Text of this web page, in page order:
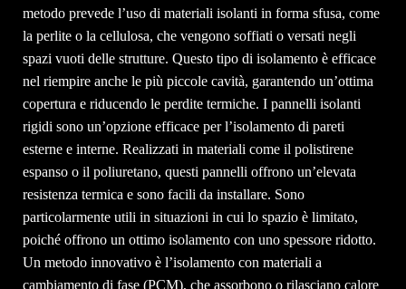
metodo prevede l’uso di materiali isolanti in forma sfusa, come
la perlite o la cellulosa, che vengono soffiati o versati negli
spazi vuoti delle strutture. Questo tipo di isolamento è efficace
nel riempire anche le più piccole cavità, garantendo un’ottima
copertura e riducendo le perdite termiche. I pannelli isolanti
rigidi sono un’opzione efficace per l’isolamento di pareti
esterne e interne. Realizzati in materiali come il polistirene
espanso o il poliuretano, questi pannelli offrono un’elevata
resistenza termica e sono facili da installare. Sono
particolarmente utili in situazioni in cui lo spazio è limitato,
poiché offrono un ottimo isolamento con uno spessore ridotto.
Un metodo innovativo è l’isolamento con materiali a
cambiamento di fase (PCM), che assorbono o rilasciano calore